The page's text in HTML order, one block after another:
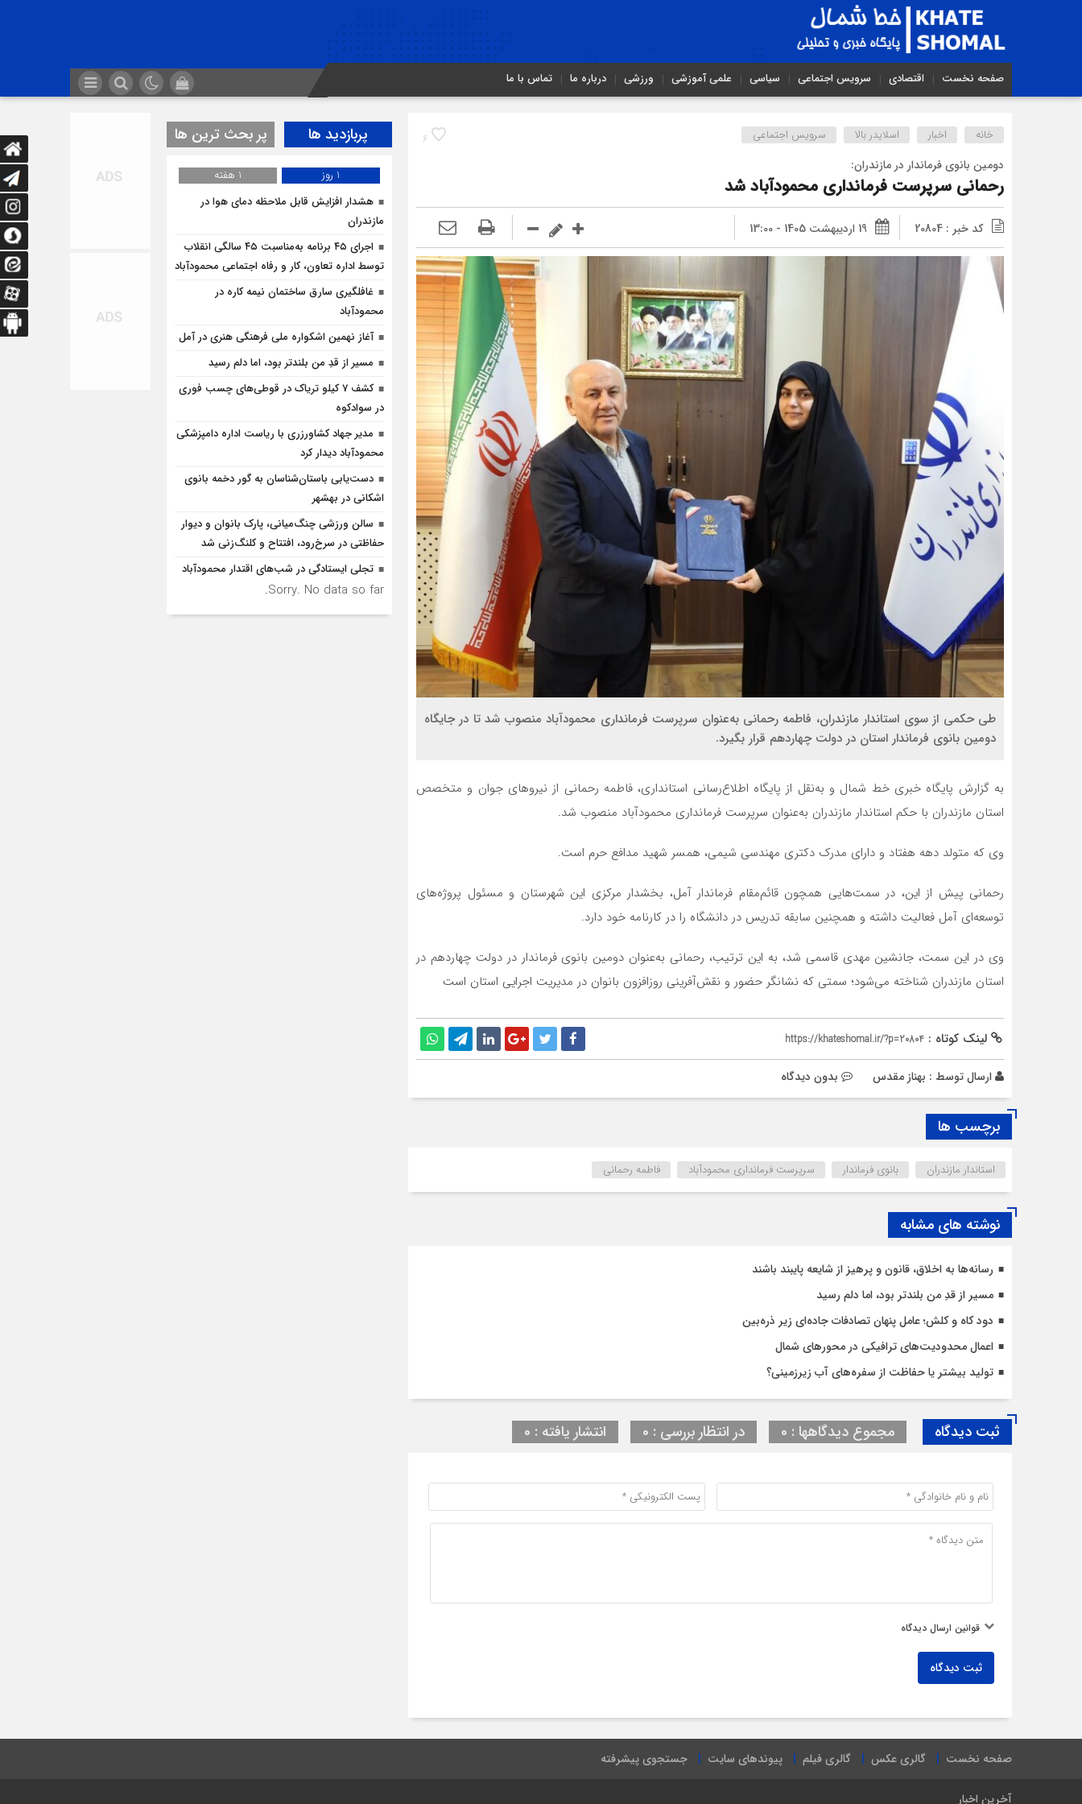
صفحه نخست اقتصادی سرویس اجتماعی سیاسی علمی آموزشی ورزشی درباره ما تماس با ما
6 خانه اخبار اسلایدر بالا سرویس اجتماعی
دومین بانوی فرماندار در مازندران:
رحمانی سرپرست فرمانداری محمودآباد شد
کد خبر : 20804 19 اردیبهشت 1405 - 13:00
طی حکمی از سوی استاندار مازندران، فاطمه رحمانی به‌عنوان سرپرست فرمانداری محمودآباد منصوب شد تا در جایگاه
دومین بانوی فرماندار استان در دولت چهاردهم قرار بگیرد.
به گزارش پایگاه خبری خط شمال و به‌نقل از پایگاه اطلاع‌رسانی استانداری، فاطمه رحمانی از نیروهای جوان و متخصص
استان مازندران با حکم استاندار مازندران به‌عنوان سرپرست فرمانداری محمودآباد منصوب شد.
وی که متولد دهه هفتاد و دارای مدرک دکتری مهندسی شیمی، همسر شهید مدافع حرم است.
رحمانی پیش از این، در سمت‌هایی همچون قائم‌مقام فرماندار آمل، بخشدار مرکزی این شهرستان و مسئول پروژه‌های
توسعه‌ای آمل فعالیت داشته و همچنین سابقه تدریس در دانشگاه را در کارنامه خود دارد.
وی در این سمت، جانشین مهدی قاسمی شد، به این ترتیب، رحمانی به‌عنوان دومین بانوی فرماندار در دولت چهاردهم در
استان مازندران شناخته می‌شود؛ سمتی که نشانگر حضور و نقش‌آفرینی روزافزون بانوان در مدیریت اجرایی استان است
لینک کوتاه : https://khateshomal.ir/?p=20804
ارسال توسط : بهناز مقدس بدون دیدگاه
برچسب ها
استاندار مازندران بانوی فرماندار سرپرست فرمانداری محمودآباد فاطمه رحمانی
نوشته های مشابه
رسانه‌ها به اخلاق، قانون و پرهیز از شایعه پایبند باشند
مسیر از قدِ من بلندتر بود، اما دلم رسید
دود کاه و کلش؛ عامل پنهان تصادفات جاده‌ای زیر ذره‌بین
اعمال محدودیت‌‌های ترافیکی در محورهای شمال
تولید بیشتر یا حفاظت از سفره‌های آب زیرزمینی؟
ثبت دیدگاه مجموع دیدگاهها : 0 در انتظار بررسی : 0 انتشار یافته : 0
قوانین ارسال دیدگاه
ثبت دیدگاه
پربازدید ها پر بحث ترین ها
1 روز
1 هفته
هشدار افزایش قابل ملاحظه دمای هوا در
مازندران
اجرای ۴۵ برنامه به‌مناسبت ۴۵ سالگی انقلاب
توسط اداره تعاون، کار و رفاه اجتماعی محمودآباد
غافلگيري سارق ساختمان نيمه کاره در
محمودآباد
آغاز نهمین اشکواره ملی فرهنگی هنری در آمل
مسیر از قدِ من بلندتر بود، اما دلم رسید
کشف 7 کیلو تریاک در قوطی‌‌های چسب فوری
در سوادکوه
مدیر جهاد کشاورزری با ریاست اداره دامپزشکی
محمودآباد دیدار کرد
دست‌یابی باستان‌شناسان به گور دخمه بانوی
اشکانی در بهشهر
سالن ورزشی چنگ‌میانی، پارک بانوان و دیوار
حفاظتی در سرخ‌رود، افتتاح و کلنگ‌زنی شد
تجلی ایستادگی در شب‌های اقتدار محمودآباد
Sorry. No data so far.
صفحه نخست گالری عکس گالری فیلم پیوندهای سایت جستجوی پیشرفته
آخرین اخبار